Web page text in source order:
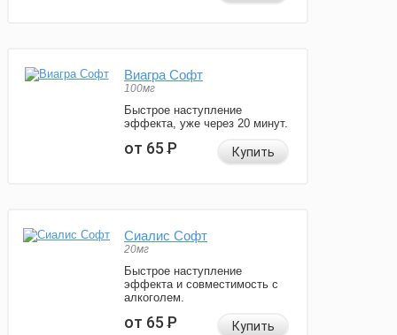
Виагра Софт
100мг
Быстрое наступление
эффекта, уже через 20 минут.
от 65Р Купить
Сиалис Софт
20мг
Быстрое наступление
эффекта и совместимость с
алкоголем.
от 65Р Купить